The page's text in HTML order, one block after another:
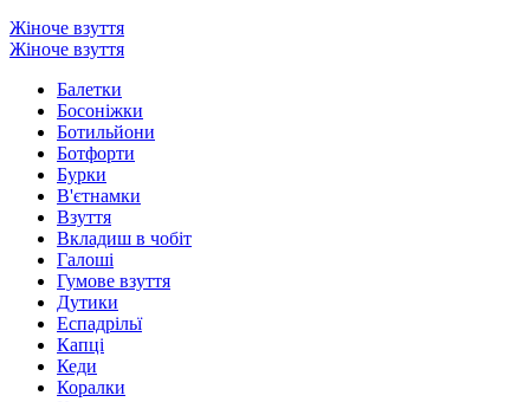
Жіноче взуття
Жіноче взуття
Балетки
Босоніжки
Ботильйони
Ботфорти
Бурки
В'єтнамки
Взуття
Вкладиш в чобіт
Галоші
Гумове взуття
Дутики
Еспадрільї
Капці
Кеди
Коралки